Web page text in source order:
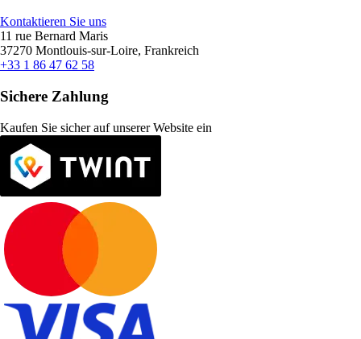
Kontaktieren Sie uns
11 rue Bernard Maris
37270 Montlouis-sur-Loire, Frankreich
+33 1 86 47 62 58
Sichere Zahlung
Kaufen Sie sicher auf unserer Website ein